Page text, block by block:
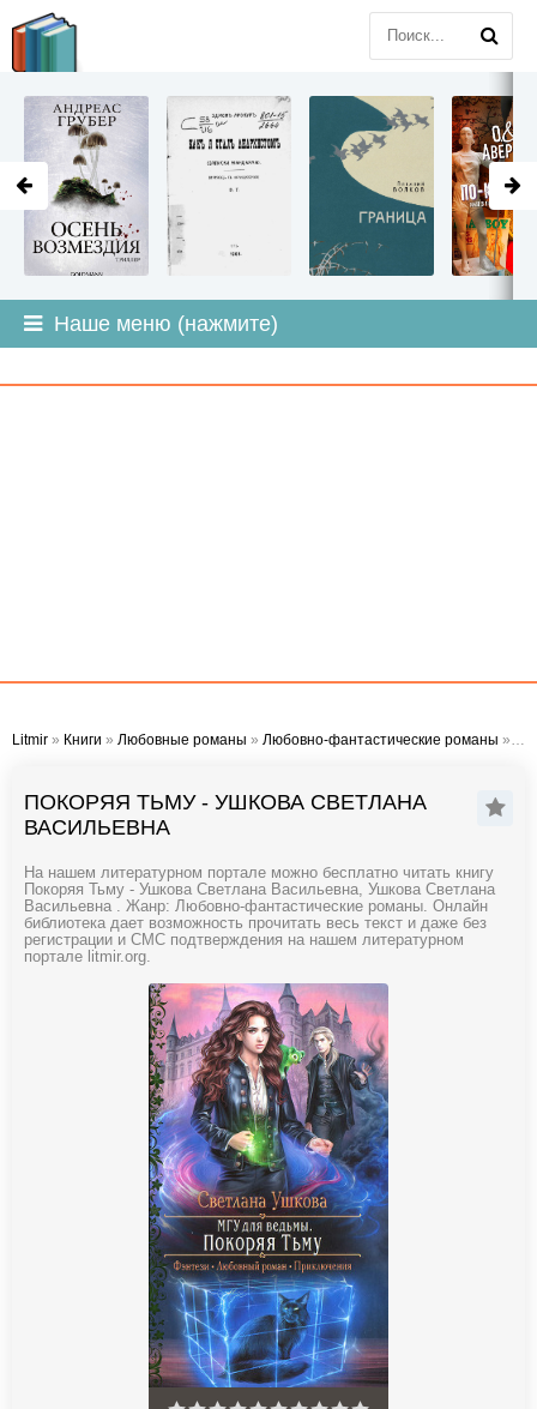
Наше меню (нажмите)
Litmir » Книги » Любовные романы » Любовно-фантастические романы » Покоряя Тьму - Ушкова Светлана Васильевна
ПОКОРЯЯ ТЬМУ - УШКОВА СВЕТЛАНА
ВАСИЛЬЕВНА
На нашем литературном портале можно бесплатно читать книгу
Покоряя Тьму - Ушкова Светлана Васильевна, Ушкова Светлана
Васильевна . Жанр: Любовно-фантастические романы. Онлайн
библиотека дает возможность прочитать весь текст и даже без
регистрации и СМС подтверждения на нашем литературном
портале litmir.org.
LITMIR.ORG